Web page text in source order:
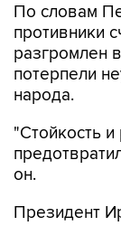
По словам
противники
разгромлен
потерпели
народа.
"Стойкость
он.
Президент